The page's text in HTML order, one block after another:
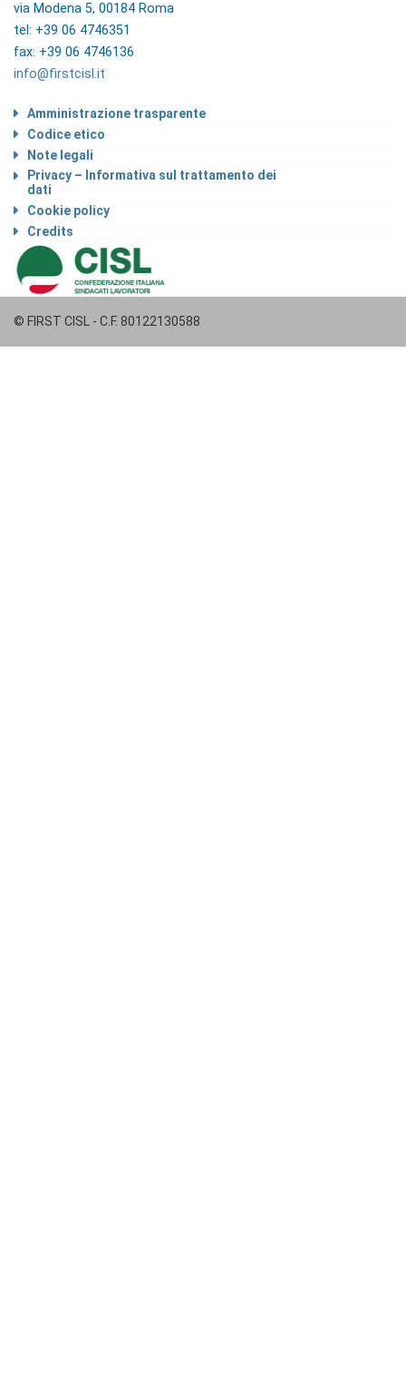
via Modena 5, 00184 Roma
tel: +39 06 4746351
fax: +39 06 4746136
info@firstcisl.it
Amministrazione trasparente
Codice etico
Note legali
Privacy – Informativa sul trattamento dei
dati
Cookie policy
Credits
© FIRST CISL - C.F. 80122130588